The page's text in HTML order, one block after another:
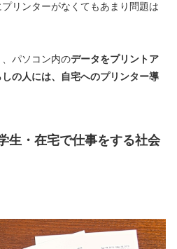
リンターがなくてもあまり問題は
パソコン内のデータをプリントア
の人には、自宅へのプリンター導
生・在宅で仕事をする社会